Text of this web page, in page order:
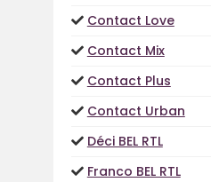
Contact Love
Contact Mix
Contact Plus
Contact Urban
Déci BEL RTL
Franco BEL RTL